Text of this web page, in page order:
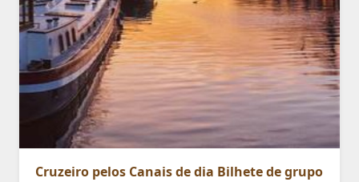
Cruzeiro pelos Canais de dia Bilhete de grupo